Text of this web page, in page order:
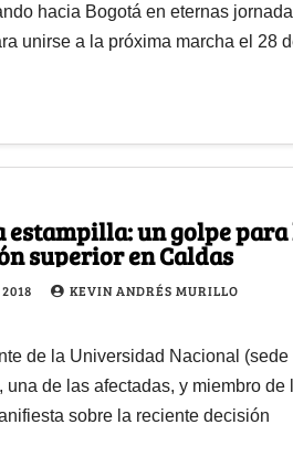
hacia Bogotá en eternas
unirse a la próxima marcha el 28
estampilla: un golpe para
superior en Caldas
KEVIN ANDRÉS MURILLO
de la Universidad Nacional (sede
una de las afectadas, y miembro de
sobre la reciente decisión